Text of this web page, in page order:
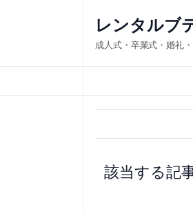
ス
キ
レンタルブ
成人式・卒業式・婚礼
該当する記